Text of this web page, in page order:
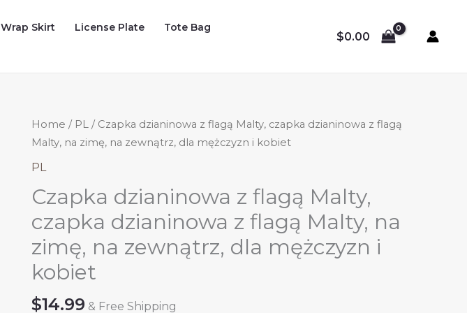
Wrap Skirt License Plate
Tote Bag
$0.00
Home / PL / Czapka dzianinowa z flagą Malty, czapka dzianinowa z flagą
Malty, na zimę, na zewnątrz, dla mężczyzn i kobiet
PL
Czapka dzianinowa z flagą Malty,
czapka dzianinowa z flagą Malty, na
zimę, na zewnątrz, dla mężczyzn i
kobiet
$14.99 & Free Shipping